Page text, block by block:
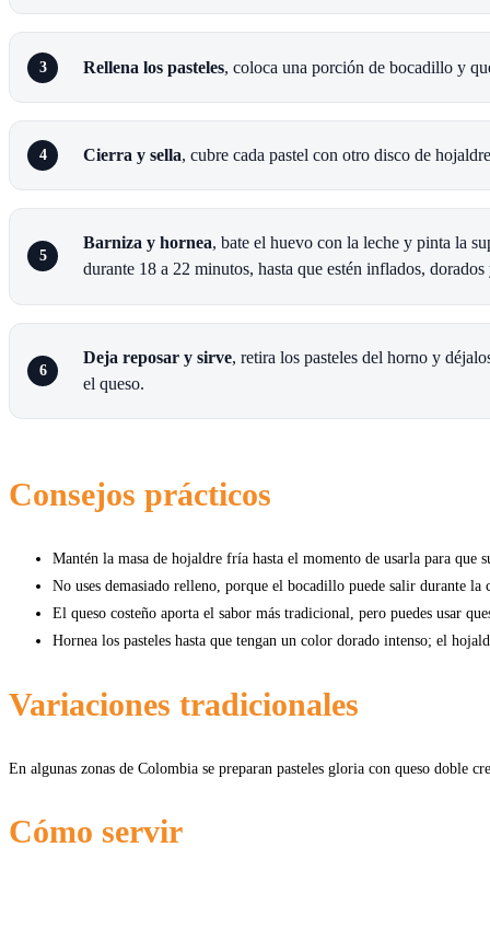
Rellena los pasteles, coloca una porción de bocadillo y
Cierra y sella, cubre cada pastel con otro disco de
Barniza y hornea, bate el huevo con la leche y pinta la
durante 18 a 22 minutos, hasta que estén inflados,
Deja reposar y sirve, retira los pasteles del horno y
el queso.
Consejos prácticos
Mantén la masa de hojaldre fría hasta el momento de usarla para que
No uses demasiado relleno, porque el bocadillo puede salir durante la
El queso costeño aporta el sabor más tradicional, pero puedes usar
Hornea los pasteles hasta que tengan un color dorado intenso; el
Variaciones tradicionales
En algunas zonas de Colombia se preparan pasteles gloria con queso doble
Cómo servir